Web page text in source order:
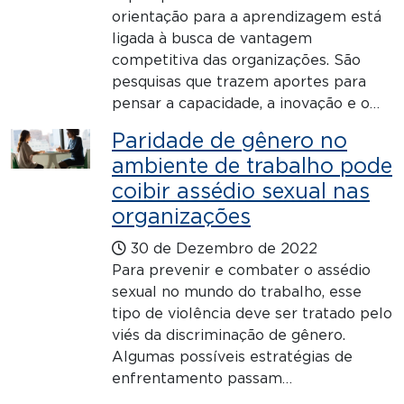
orientação para a aprendizagem está
ligada à busca de vantagem
competitiva das organizações. São
pesquisas que trazem aportes para
pensar a capacidade, a inovação e o…
Paridade de gênero no
ambiente de trabalho pode
coibir assédio sexual nas
organizações
30 de Dezembro de 2022
Para prevenir e combater o assédio
sexual no mundo do trabalho, esse
tipo de violência deve ser tratado pelo
viés da discriminação de gênero.
Algumas possíveis estratégias de
enfrentamento passam…